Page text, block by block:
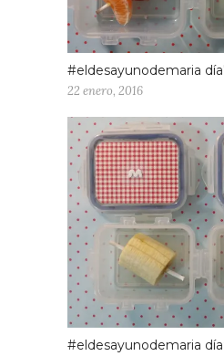
#eldesayunodemaria
22 enero, 2016
#eldesayunodemaria